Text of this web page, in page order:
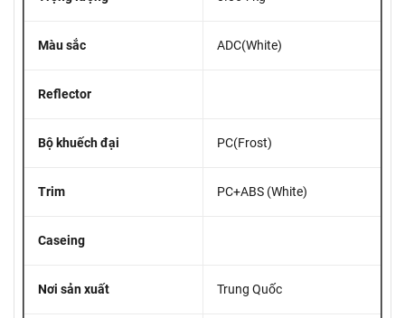
Màu sắc ADC(White)
Reflector
Bộ khuếch đại PC(Frost)
Trim PC+ABS (White)
Caseing
Nơi sản xuất Trung Quốc